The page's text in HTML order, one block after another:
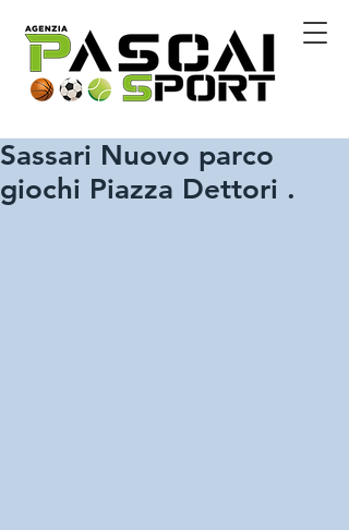
Sassari Nuovo parco
giochi Piazza Dettori .